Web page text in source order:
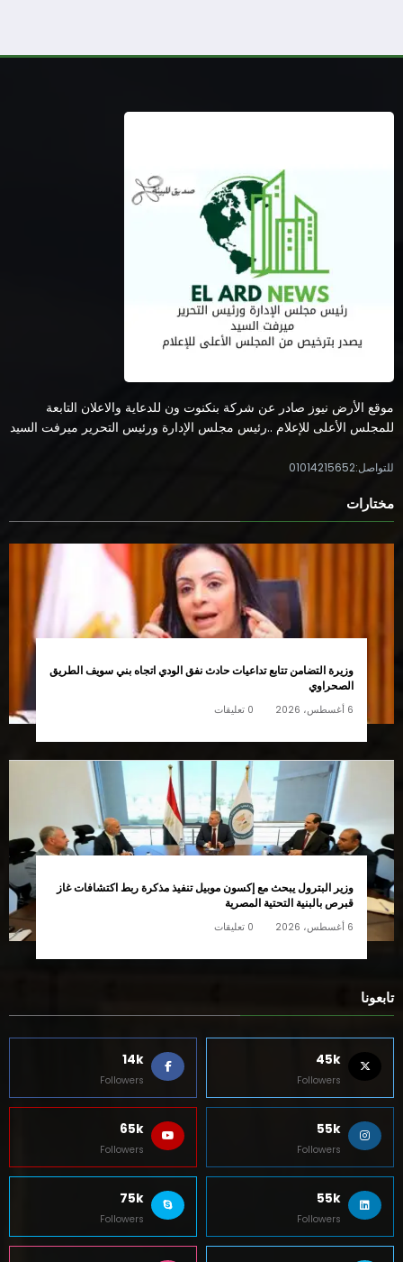
موقع الأرض نيوز صادر عن شركة بنكنوت ون للدعاية والاعلان التابعة
للمجلس الأعلى للإعلام ..رئيس مجلس الإدارة ورئيس التحرير ميرفت السيد
للتواصل:01014215652
مختارات
وزيرة التضامن تتابع تداعيات حادث نفق الودي اتجاه بني سويف الطريق
الصحراوي
6 أغسطس، 2026 0 تعليقات
وزير البترول يبحث مع إكسون موبيل تنفيذ مذكرة ربط اكتشافات غاز
قبرص بالبنية التحتية المصرية
6 أغسطس، 2026 0 تعليقات
تابعونا
45k
Followers
14k
Followers
55k
Followers
65k
Followers
55k
Followers
75k
Followers